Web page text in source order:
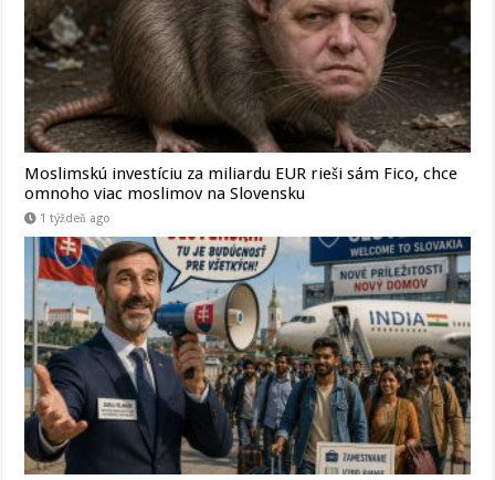
Moslimskú investíciu za miliardu EUR rieši sám Fico, chce
omnoho viac moslimov na Slovensku
1 týždeň ago